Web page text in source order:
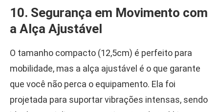
10. Segurança em Movimento com
a Alça Ajustável
O tamanho compacto (12,5cm) é perfeito para
mobilidade, mas a alça ajustável é o que garante
que você não perca o equipamento. Ela foi
projetada para suportar vibrações intensas, sendo